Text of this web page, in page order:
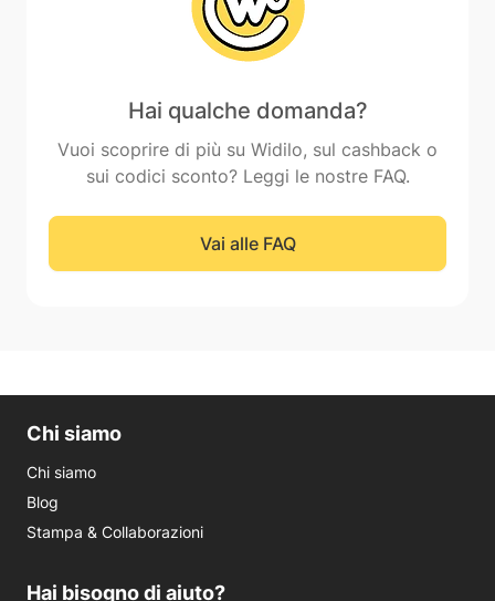
Hai qualche domanda?
Vuoi scoprire di più su Widilo, sul cashback o
sui codici sconto? Leggi le nostre FAQ.
Vai alle FAQ
Chi siamo
Chi siamo
Blog
Stampa & Collaborazioni
Hai bisogno di aiuto?